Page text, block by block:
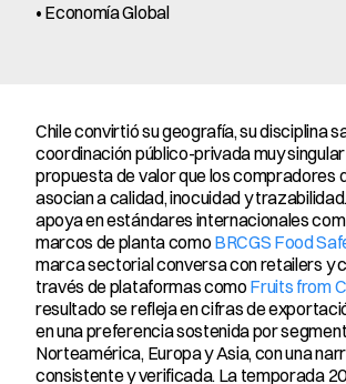
• Economía Global
Chile convirtió su geografía, su disciplina
coordinación público-privada muy singular
propuesta de valor que los compradores
asocian a calidad, inocuidad y
apoya en estándares internacionales
marcos de planta como BRCGS Food
marca sectorial conversa con retailers y
través de plataformas como Fruits from
resultado se refleja en cifras de
en una preferencia sostenida por
Norteamérica, Europa y Asia, con una
consistente y verificada. La temporada